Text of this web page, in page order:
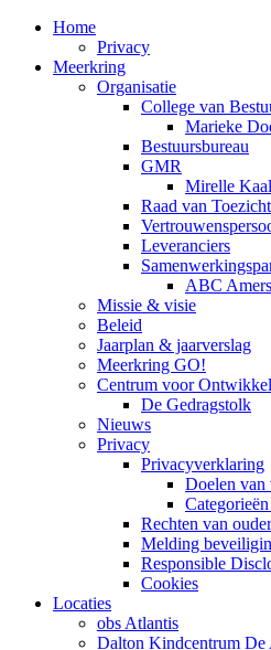
Home
Privacy
Meerkring
Organisatie
College van
Marieke
Bestuursbureau
GMR
Mirelle
Raad van Toezicht
Leveranciers
ABC
Missie & visie
Beleid
Jaarplan & jaarverslag
Meerkring GO!
Centrum voor
De Gedragstolk
Nieuws
Privacy
Privacyverklaring
Doelen
Rechten van
Melding
Responsible
Cookies
Locaties
obs Atlantis
Dalton Kindcentrum De